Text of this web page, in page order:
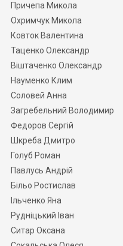
Причепа Микола
Охримчук Микола
Ковток Валентина
Таценко Олександр
Віштаченко Олександр
Науменко Клим
Соловей Анна
Загребельний Володимир
Федоров Сергій
Шкреба Дмитро
Голуб Роман
Павлусь Андрій
Більо Ростислав
Ільченко Яна
Рудніцький Іван
Ситар Оксана